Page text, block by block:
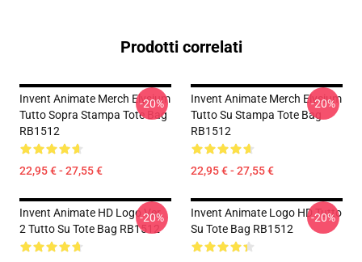
Prodotti correlati
Invent Animate Merch Elysium
Tutto Sopra Stampa Tote Bag
RB1512
22,95 € - 27,55 €
-20%
Invent Animate Merch Elysium
Tutto Su Stampa Tote Bag
RB1512
22,95 € - 27,55 €
-20%
Invent Animate HD Logo Ver.
2 Tutto Su Tote Bag RB1512
-20%
Invent Animate Logo HD Tutto
Su Tote Bag RB1512
-20%